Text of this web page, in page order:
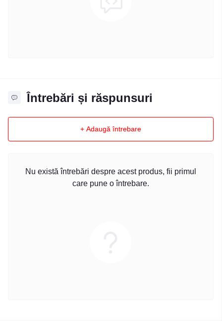
Întrebări și răspunsuri
+ Adaugă întrebare
Nu există întrebări despre acest produs, fii primul
care pune o întrebare.